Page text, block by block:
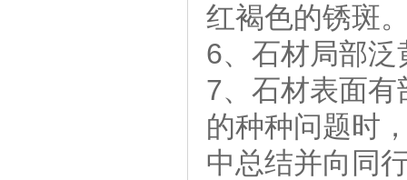
红褐色的锈斑
6、石材局部泛
7、石材表面
的种种问题时
中总结并向同